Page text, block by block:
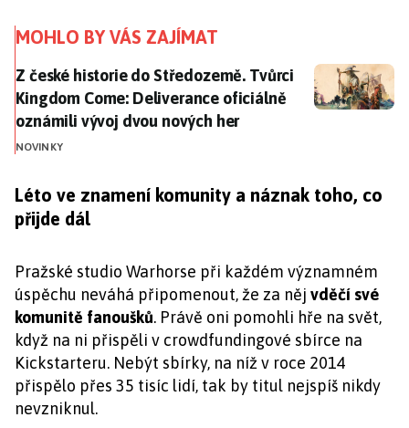
MOHLO BY VÁS ZAJÍMAT
Z české historie do Středozemě. Tvůrci Kingdom
Z české historie do Středozemě. Tvůrci
Kingdom Come: Deliverance oficiálně
oznámili vývoj dvou nových her
NOVINKY
Léto ve znamení komunity a náznak toho, co
přijde dál
Pražské studio Warhorse při každém významném
úspěchu neváhá připomenout, že za něj vděčí své
komunitě fanoušků. Právě oni pomohli hře na svět,
když na ni přispěli v crowdfundingové sbírce na
Kickstarteru. Nebýt sbírky, na níž v roce 2014
přispělo přes 35 tisíc lidí, tak by titul nejspíš nikdy
nevzniknul.